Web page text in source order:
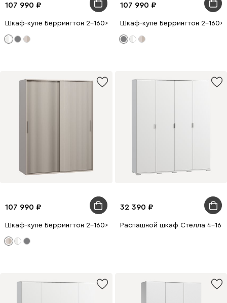
107 990
Шкаф-купе Беррингтон 2-160x210 Белый
107 990
Шкаф-купе Беррингтон 2-
107 990
Шкаф-купе Беррингтон 2-160x210 Латте
32 390
Распашной шкаф Стелла 4-